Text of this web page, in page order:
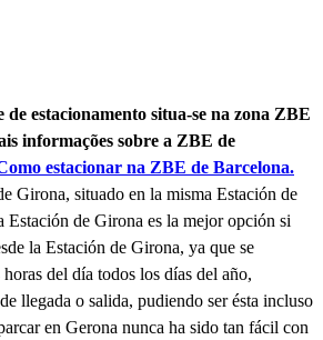
estacionamento situa-se na zona ZBE
informações sobre a ZBE de
estacionar na ZBE de Barcelona.
Girona, situado en la misma Estación de
de Girona es la mejor opción si
la Estación de Girona, ya que se
del día todos los días del año,
llegada o salida, pudiendo ser ésta incluso
en Gerona nunca ha sido tan fácil con